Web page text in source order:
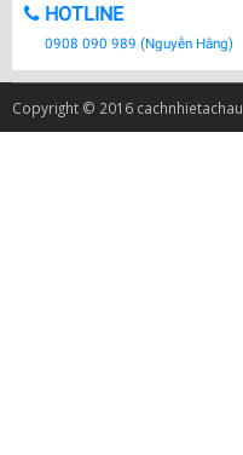
HOTLINE
0908 090 989 (Nguyễn Hằng)
Copyright © 2016 cachnhietachau